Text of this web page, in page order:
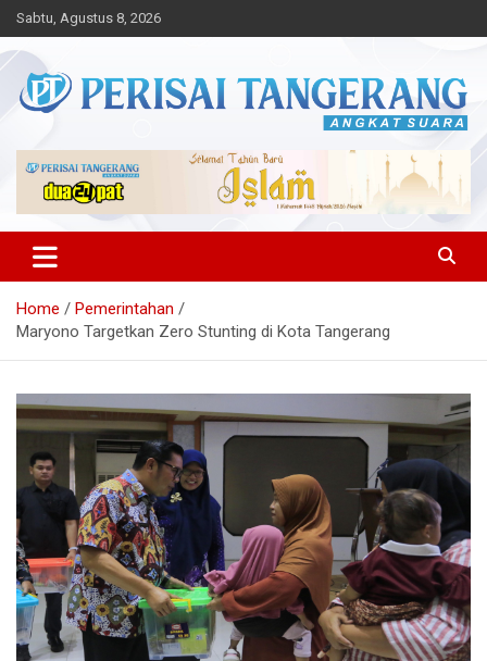
Skip
to
content
Sabtu, Agustus 8, 2026
Perisai Tangerang – Angkat
Suara
Home
Pemerintahan
Maryono Targetkan Zero Stunting di Kota Tangerang